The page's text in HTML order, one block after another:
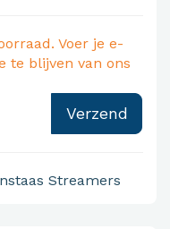
Voer je e-
te blijven van ons
Verzend
Streamers